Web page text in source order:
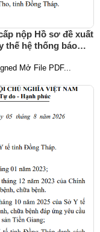
nộp Hồ sơ đề xuất
thế hệ thống báo
Mở File PDF...